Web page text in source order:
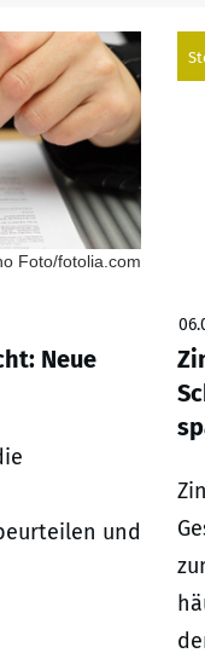
Foto/fotolia.com
Neue
und